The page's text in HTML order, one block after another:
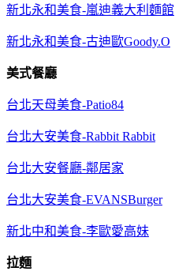
新北永和美食-嵐迪義大利麵館
新北永和美食-古迪歐Goody.O
美式餐廳
台北天母美食-Patio84
台北大安美食-Rabbit Rabbit
台北大安餐廳-鄰居家
台北大安美食-EVANSBurger
新北中和美食-李歐愛高妹
拉麵